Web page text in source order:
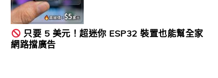
只要 5 美元！超迷你 ESP32 裝置也能幫全家
網路擋廣告